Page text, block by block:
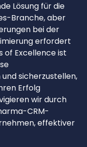
Lösung für die
Branche, aber
bei der
erfordert
of Excellence ist
sicherzustellen,
Erfolg
wir durch
CRM-
effektiver